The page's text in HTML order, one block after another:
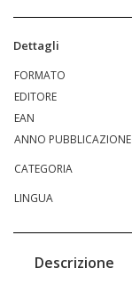
Dettagli
FORMATO
EDITORE
EAN
ANNO PUBBLICAZIONE
CATEGORIA
LINGUA
Descrizione